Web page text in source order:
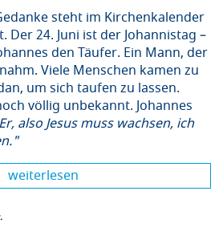
steht im Kirchenkalender
24. Juni ist der Johannistag –
den Täufer. Ein Mann, der
Viele Menschen kamen zu
um sich taufen zu lassen.
völlig unbekannt. Johannes
also Jesus muss wachsen, ich
weiterlesen